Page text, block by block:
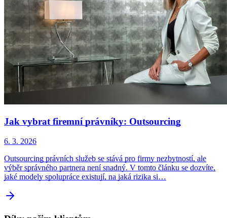
Jak vybrat firemní právníky: Outsourcing
6. 3. 2026
Outsourcing právních služeb se stává pro firmy nezbytností, ale
výběr správného partnera není snadný. V tomto článku se dozvíte,
jaké modely spolupráce existují, na jaká rizika si…